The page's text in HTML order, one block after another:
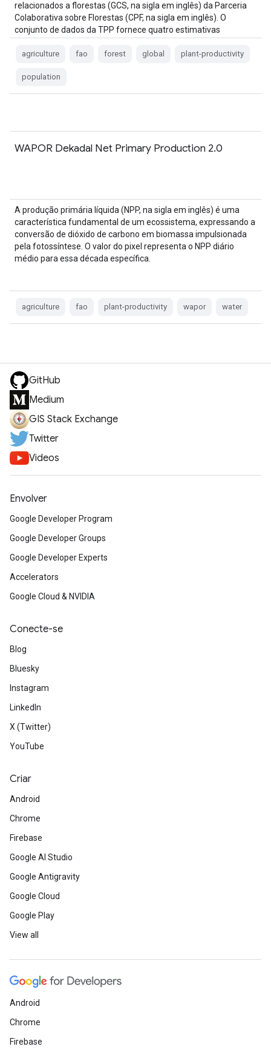
relacionados a florestas (GCS, na sigla em inglês) da Parceria
Colaborativa sobre Florestas (CPF, na sigla em inglês). O
conjunto de dados da TPP fornece quatro estimativas
agriculture fao forest global plant-productivity
population
WAPOR Dekadal Net Primary Production 2.0
A produção primária líquida (NPP, na sigla em inglês) é uma
característica fundamental de um ecossistema, expressando a
conversão de dióxido de carbono em biomassa impulsionada
pela fotossíntese. O valor do pixel representa o NPP diário
médio para essa década específica.
agriculture fao plant-productivity wapor water
GitHub
Medium
GIS Stack Exchange
Twitter
Videos
Envolver
Google Developer Program
Google Developer Groups
Google Developer Experts
Accelerators
Google Cloud & NVIDIA
Conecte-se
Blog
Bluesky
Instagram
LinkedIn
X (Twitter)
YouTube
Criar
Android
Chrome
Firebase
Google AI Studio
Google Antigravity
Google Cloud
Google Play
View all
Android
Chrome
Firebase